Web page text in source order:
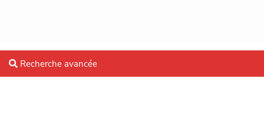
Recherche avancée